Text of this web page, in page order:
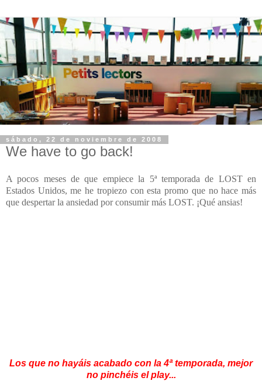
sábado, 22 de noviembre de 2008
We have to go back!
A pocos meses de que empiece la 5ª temporada de LOST en
Estados Unidos, me he tropiezo con esta promo que no hace más
que despertar la ansiedad por consumir más LOST. ¡Qué ansias!
Los que no hayáis acabado con la 4ª temporada, mejor
no pinchéis el play...